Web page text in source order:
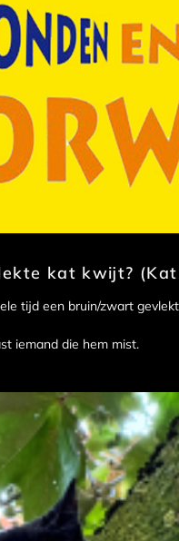
kat kwijt?
tijd een bruin/zwart
iemand die hem mist.